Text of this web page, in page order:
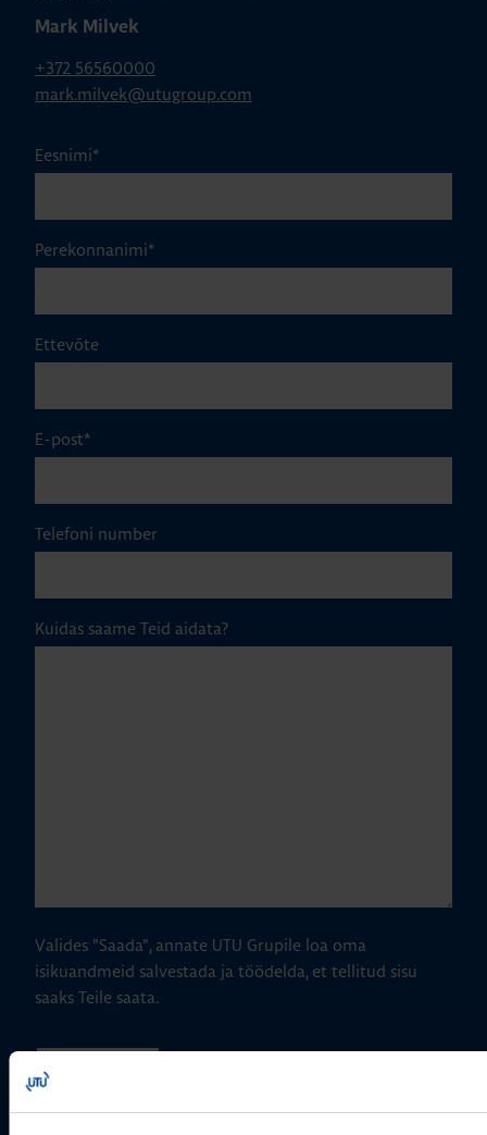
Mark Milvek
+372 56560000
mark.milvek@utugroup.com
Eesnimi*
Perekonnanimi*
Ettevõte
E-post*
Telefoni number
Kuidas saame Teid aidata?
Valides "Saada", annate UTU Grupile loa oma
isikuandmeid salvestada ja töödelda, et tellitud sisu
saaks Teile saata.